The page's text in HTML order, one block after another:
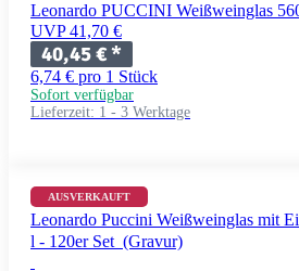
Leonardo PUCCINI Weißweinglas
UVP 41,70 €
40,45 €*
6,74 € pro 1 Stück
Sofort verfügbar
Lieferzeit: 1 - 3 Werktage
AUSVERKAUFT
Leonardo Puccini Weißweinglas mit
l - 120er Set (Gravur)